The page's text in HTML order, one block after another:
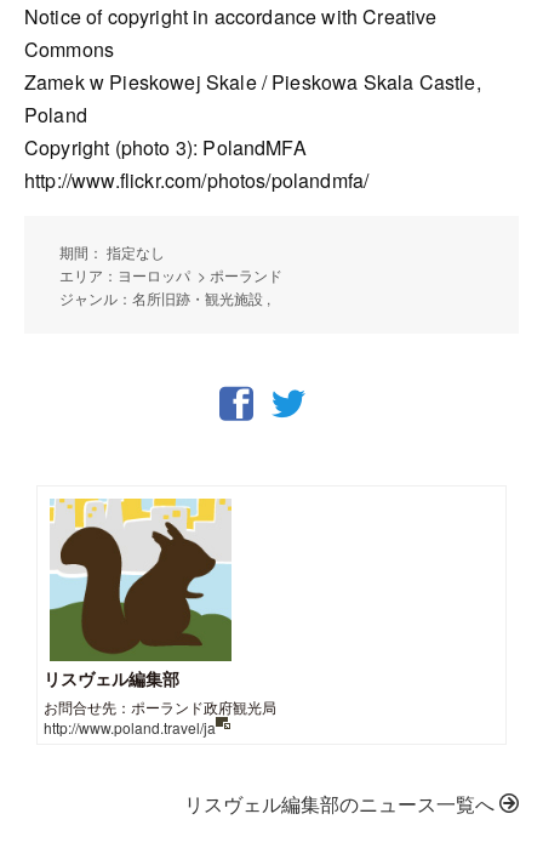
Notice of copyright in accordance with Creative
Commons
Zamek w Pieskowej Skale / Pieskowa Skala Castle,
Poland
Copyright (photo 3): PolandMFA
http://www.flickr.com/photos/polandmfa/
期間： 指定なし
エリア：ヨーロッパ > ポーランド
ジャンル：名所旧跡・観光施設 ,
リスヴェル編集部
お問合せ先：ポーランド政府観光局
http://www.poland.travel/ja
リスヴェル編集部のニュース一覧へ